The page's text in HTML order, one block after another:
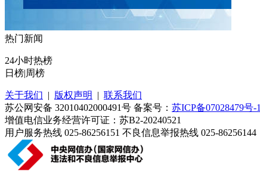
热门新闻
24小时热榜
日榜|周榜
关于我们 | 版权声明 | 联系我们
苏公网安备 32010402000491号 备案号： 苏ICP备07028479号-1
增值电信业务经营许可证：苏B2-20240521
用户服务热线 025-86256151 不良信息举报热线 025-86256144